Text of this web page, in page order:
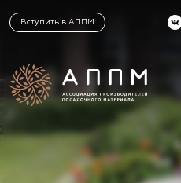
Вступить в АППМ